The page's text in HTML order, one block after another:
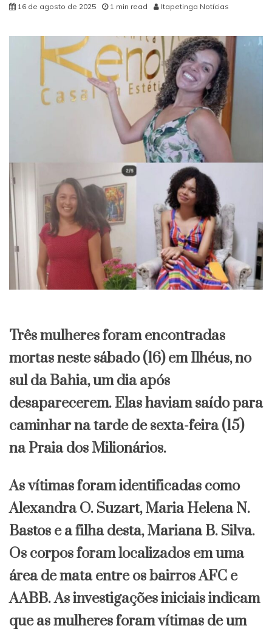
16 de agosto de 2025 1 min read Itapetinga Notícias
Três mulheres foram encontradas
mortas neste sábado (16) em Ilhéus, no
sul da Bahia, um dia após
desaparecerem. Elas haviam saído para
caminhar na tarde de sexta-feira (15)
na Praia dos Milionários.
As vítimas foram identificadas como
Alexandra O. Suzart, Maria Helena N.
Bastos e a filha desta, Mariana B. Silva.
Os corpos foram localizados em uma
área de mata entre os bairros AFC e
AABB. As investigações iniciais indicam
que as mulheres foram vítimas de um